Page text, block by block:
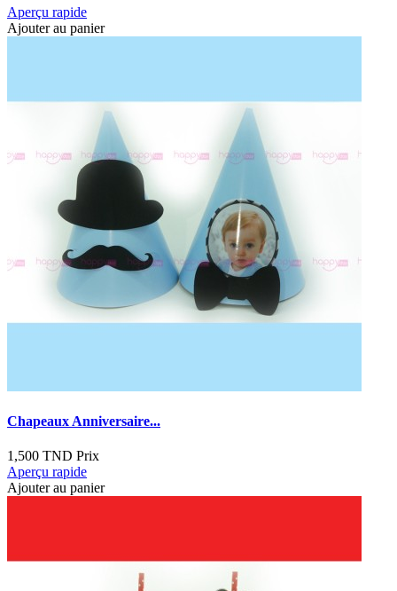
Aperçu rapide
Ajouter au panier
Chapeaux Anniversaire...
1,500 TND Prix
Aperçu rapide
Ajouter au panier